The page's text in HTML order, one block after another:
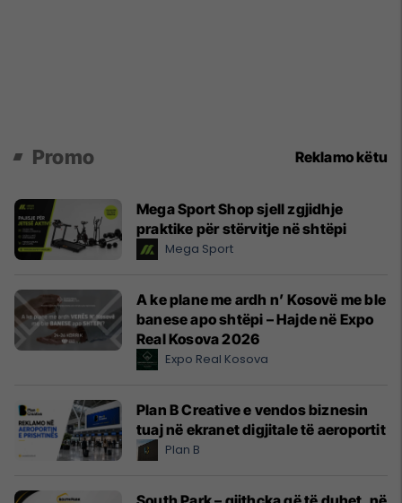
Promo Reklamo këtu
Mega Sport Shop sjell zgjidhje
praktike për stërvitje në shtëpi
Mega Sport
A ke plane me ardh n’ Kosovë me ble
banese apo shtëpi – Hajde në Expo
Real Kosova 2026
Expo Real Kosova
Plan B Creative e vendos biznesin
tuaj në ekranet digjitale të aeroportit
Plan B